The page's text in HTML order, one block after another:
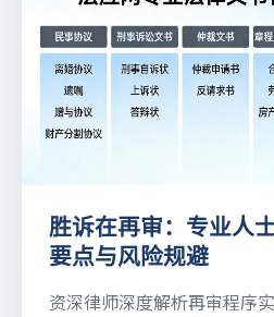
胜诉在再审：专业人
要点与风险规避
资深律师深度解析再审程序